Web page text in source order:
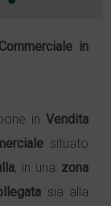
Commercialein
in Vendita
situato
, in una zona
sia alla